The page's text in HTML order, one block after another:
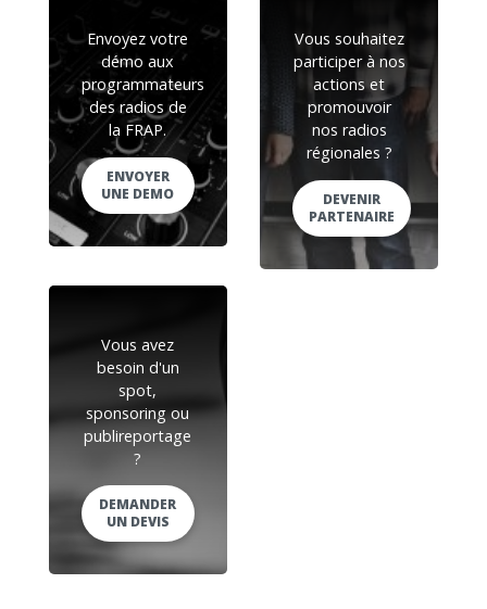
Envoyez votre
démo aux
programmateurs
des radios de
la FRAP.
ENVOYER
UNE DEMO
Vous souhaitez
participer à nos
actions et
promouvoir
nos radios
régionales ?
DEVENIR
PARTENAIRE
Vous avez
besoin d'un
spot,
sponsoring ou
publireportage
?
DEMANDER
UN DEVIS